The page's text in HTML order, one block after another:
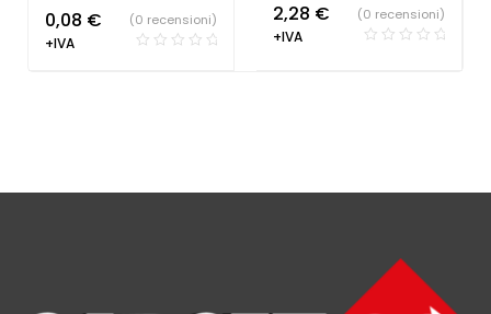
0,08 €
+IVA
(0 recensioni) 2,28 €
+IVA
(0 recensioni)